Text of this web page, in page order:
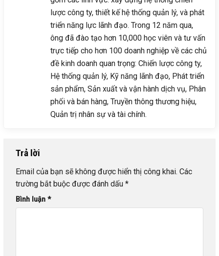
lược công ty, thiết kế hệ thống quản lý, và phát
triển năng lực lãnh đạo. Trong 12 năm qua,
ông đã đào tạo hơn 10,000 học viên và tư vấn
trực tiếp cho hơn 100 doanh nghiệp về các chủ
đề kinh doanh quan trọng: Chiến lược công ty,
Hệ thống quản lý, Kỹ năng lãnh đạo, Phát triển
sản phẩm, Sản xuất và vận hành dịch vụ, Phân
phối và bán hàng, Truyền thông thương hiệu,
Quản trị nhân sự và tài chính.
Trả lời
Email của bạn sẽ không được hiển thị công khai. Các
trường bắt buộc được đánh dấu *
Bình luận *